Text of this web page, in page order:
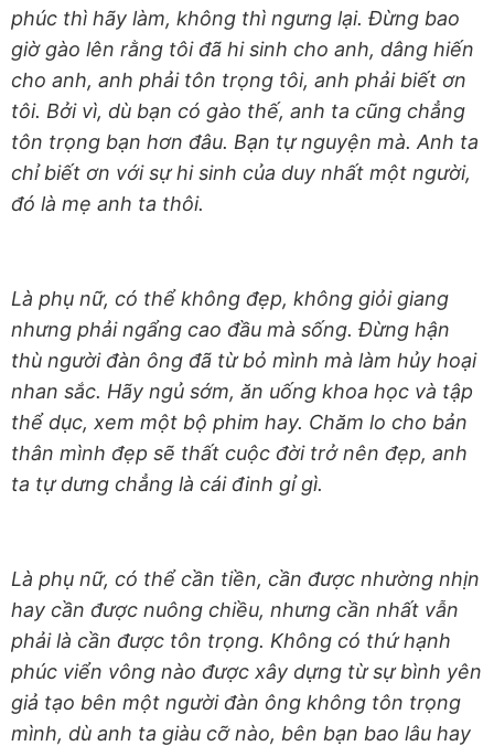
phúc thì hãy làm, không thì ngưng lại. Đừng bao
giờ gào lên rằng tôi đã hi sinh cho anh, dâng hiến
cho anh, anh phải tôn trọng tôi, anh phải biết ơn
tôi. Bởi vì, dù bạn có gào thế, anh ta cũng chẳng
tôn trọng bạn hơn đâu. Bạn tự nguyện mà. Anh ta
chỉ biết ơn với sự hi sinh của duy nhất một người,
đó là mẹ anh ta thôi.
Là phụ nữ, có thể không đẹp, không giỏi giang
nhưng phải ngẩng cao đầu mà sống. Đừng hận
thù người đàn ông đã từ bỏ mình mà làm hủy hoại
nhan sắc. Hãy ngủ sớm, ăn uống khoa học và tập
thể dục, xem một bộ phim hay. Chăm lo cho bản
thân mình đẹp sẽ thất cuộc đời trở nên đẹp, anh
ta tự dưng chẳng là cái đinh gỉ gì.
Là phụ nữ, có thể cần tiền, cần được nhường nhịn
hay cần được nuông chiều, nhưng cần nhất vẫn
phải là cần được tôn trọng. Không có thứ hạnh
phúc viển vông nào được xây dựng từ sự bình yên
giả tạo bên một người đàn ông không tôn trọng
mình, dù anh ta giàu cỡ nào, bên bạn bao lâu hay